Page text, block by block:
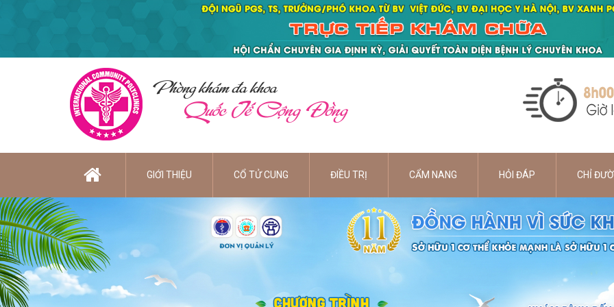
Phòng khám đa khoa
Quốc Tế Cộng Đồng
GIỚI THIỆU CỔ TỬ CUNG ĐIỀU TRỊ CẨM NANG HỎI ĐÁP CHỈ